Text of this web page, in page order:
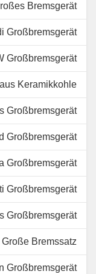
Bremsgerät
Großbremsgerät
Großbremsgerät
Keramikkohle
Großbremsgerät
Großbremsgerät
Großbremsgerät
Großbremsgerät
Großbremsgerät
Bremssatz
Großbremsgerät